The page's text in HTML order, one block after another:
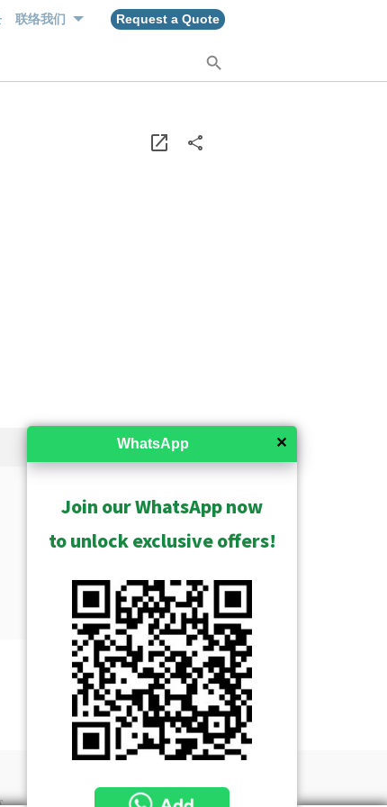
联络我们 Request a Quote
Show Archived
产品线的完整概述，分为对
值的细分市场。
✕
WhatsApp
Join our WhatsApp now
to unlock exclusive offers!